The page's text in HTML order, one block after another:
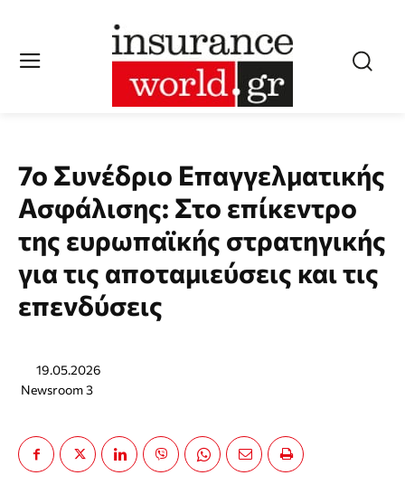
7ο Συνέδριο Επαγγελματικής
Ασφάλισης: Στο επίκεντρο
της ευρωπαϊκής στρατηγικής
για τις αποταμιεύσεις και τις
επενδύσεις
19.05.2026
Newsroom 3